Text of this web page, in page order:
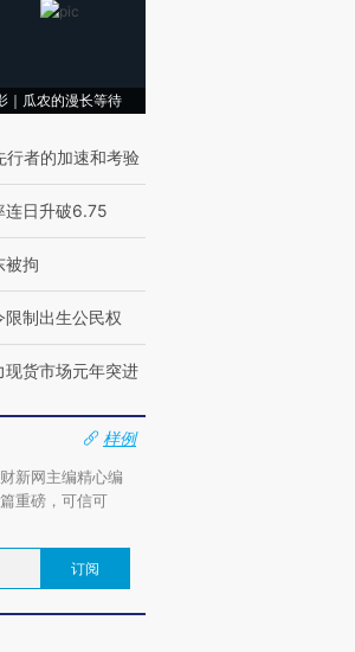
｜瓜农的漫长等待
者的加速和考验
连日升破6.75
被拘
制出生公民权
现货市场元年突进
样例
新网主编精心编
重磅，可信可
订阅